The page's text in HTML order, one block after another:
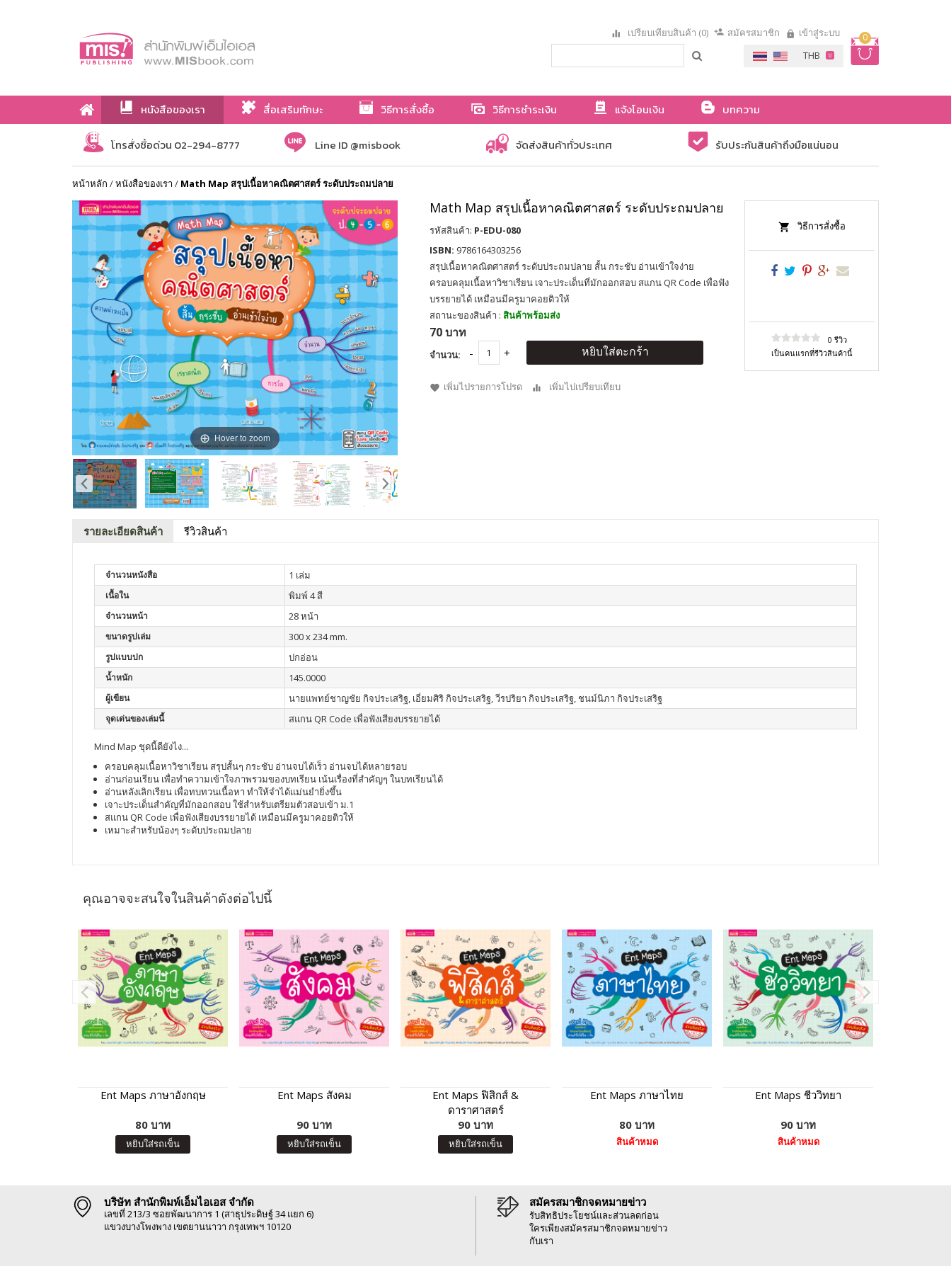
0
เปรียบเทียบสินค้า (0) สมัครสมาชิก เข้าสู่ระบบ
หนังสือของเรา สื่อเสริมทักษะ วิธีการสั่งซื้อ วิธีการชำระเงิน แจ้งโอนเงิน
บทความ
เกี่ยวกับเรา
โทรสั่งซื้อด่วน 02-294-8777 Line ID @misbook จัดส่งสินค้าทั่วประเทศ รับประกันสินค้าถึงมือแน่นอน
หน้าหลัก /หนังสือของเรา / Math Map สรุปเนื้อหาคณิตศาสตร์ ระดับประถมปลาย
Hover to zoom
Math Map สรุปเนื้อหาคณิตศาสตร์ ระดับประถมปลาย
รหัสสินค้า: P-EDU-080
ISBN: 9786164303256
สรุปเนื้อหาคณิตศาสตร์ ระดับประถมปลาย สั้น กระชับ อ่านเข้าใจง่าย
ครอบคลุมเนื้อหาวิชาเรียน เจาะประเด็นที่มักออกสอบ สแกน QR Code เพื่อฟัง
บรรยายได้ เหมือนมีครูมาคอยติวให้
สถานะของสินค้า : สินค้าพร้อมส่ง
70 บาท
จำนวน: หยิบใส่ตะกร้า
เพิ่มไปรายการโปรด เพิ่มไปเปรียบเทียบ
วิธีการสั่งซื้อ
0 รีวิว
เป็นคนแรกที่รีวิวสินค้านี้
รายละเอียดสินค้า รีวิวสินค้า
จำนวนหนังสือ 1 เล่ม
เนื้อใน พิมพ์ 4 สี
จำนวนหน้า 28 หน้า
ขนาดรูปเล่ม 300 x 234 mm.
รูปแบบปก ปกอ่อน
น้ำหนัก 145.0000
ผู้เขียน นายแพทย์ชาญชัย กิจประเสริฐ, เอี่ยมศิริ กิจประเสริฐ, วีรปริยา กิจประเสริฐ, ชนม์นิภา กิจประเสริฐ
จุดเด่นของเล่มนี้ สแกน QR Code เพื่อฟังเสียงบรรยายได้
Mind Map ชุดนี้ดียังไง...
ครอบคลุมเนื้อหาวิชาเรียน สรุปสั้นๆ กระชับ อ่านจบได้เร็ว อ่านจบได้หลายรอบ
อ่านก่อนเรียน เพื่อทำความเข้าใจภาพรวมของบทเรียน เน้นเรื่องที่สำคัญๆ ในบทเรียนได้
อ่านหลังเลิกเรียน เพื่อทบทวนเนื้อหา ทำให้จำได้เเม่นยำยิ่งขึ้น
เจาะประเด็นสำคัญที่มักออกสอบ ใช้สำหรับเตรียมตัวสอบเข้า ม.1
สแกน QR Code เพื่อฟังเสียงบรรยายได้ เหมือนมีครูมาคอยติวให้
เหมาะสำหรับน้องๆ ระดับประถมปลาย
คุณอาจจะสนใจในสินค้าดังต่อไปนี้
Ent Maps ภาษาอังกฤษ
80 บาท
หยิบใส่รถเข็น
Ent Maps สังคม
90 บาท
หยิบใส่รถเข็น
Ent Maps ฟิสิกส์ &
ดาราศาสตร์
90 บาท
หยิบใส่รถเข็น
Ent Maps ภาษาไทย
80 บาท
สินค้าหมด
Ent Maps ชีววิทยา
90 บาท
สินค้าหมด
บริษัท สำนักพิมพ์เอ็มไอเอส จำกัด
เลขที่ 213/3 ซอยพัฒนาการ 1 (สาธุประดิษฐ์ 34 แยก 6)
แขวงบางโพงพาง เขตยานนาวา กรุงเทพฯ 10120
สมัครสมาชิกจดหมายข่าว
รับสิทธิประโยชน์และส่วนลดก่อน
ใครเพียงสมัครสมาชิกจดหมายข่าว
กับเรา